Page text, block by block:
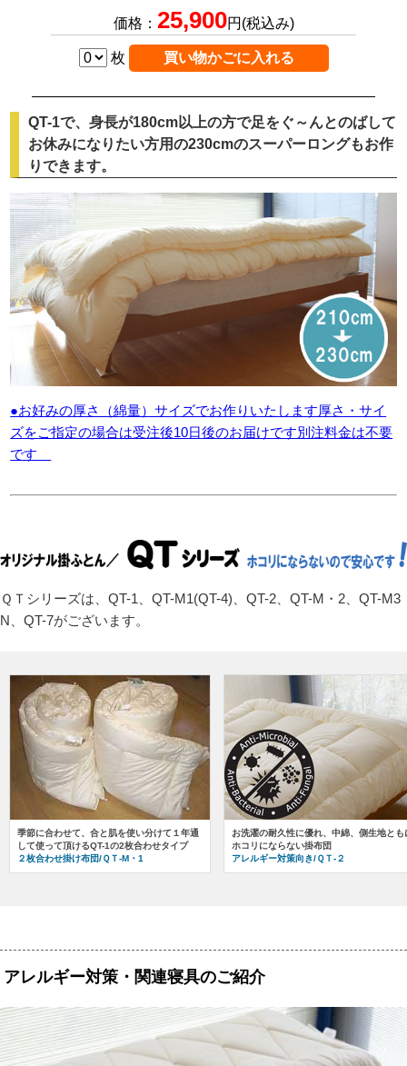
価格： 25,900円(税込み)
枚
QT-1で、身長が180cm以上の方で足をぐ～んとのばして
お休みになりたい方用の230cmのスーパーロングもお作
りできます。
●お好みの厚さ（綿量）サイズでお作りいたします厚さ・サイ
ズをご指定の場合は受注後10日後のお届けです別注料金は不要
です
ＱＴシリーズは、QT-1、QT-M1(QT-4)、QT-2、QT-M・2、QT-M3
N、QT-7がございます。
季節に合わせて、合と肌を使い分けて１年通
して使って頂けるQT-1の2枚合わせタイプ
２枚合わせ掛け布団/ＱＴ-M・1
お洗濯の耐久性に優れ、中綿、側生地とも
ホコリにならない掛布団
アレルギー対策向き/ＱＴ-２
アレルギー対策・関連寝具のご紹介